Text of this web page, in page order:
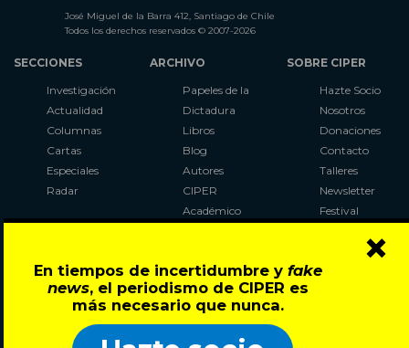
En tiempos de incertidumbre y fake
news, el periodismo de CIPER es
más necesario que nunca.
×
José Miguel de la Barra 412, Santiago de Chile
Todos los derechos reservados © 2007-2026
SECCIONES
Investigación
Actualidad
Columnas
Cartas
Especiales
Radar
ARCHIVO
Papeles de la
Dictadura
Libros
Blog
Autores
CIPER
Académico
Al Plebiscito
con CIPER
SOBRE CIPER
Hazte Socio
Nosotros
Donaciones
Contacto
Talleres
Newsletter
Festival